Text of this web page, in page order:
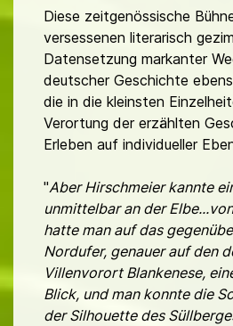
Diese zeitgenössische
versessenen literarisch
Datensetzung markanter
deutscher Geschichte
die in die kleinsten
Verortung der erzählten
Erleben auf individueller
"Aber Hirschmeier kannte
unmittelbar an der
hatte man auf das
Nordufer, genauer auf den
Villenvorort Blankenese,
Blick, und man konnte die
der Silhouette des